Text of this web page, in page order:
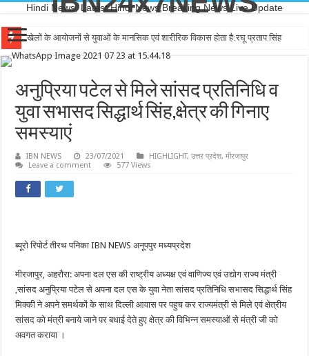
Hindi News, Latest Hindi News,Breaking News,Live Update
खेलों के आयोजनों से युवाओं के मानसिक एवं शारीरिक विकास होता है:रघू प्रताप सिंह
अनुप्रिया पटेल से मिले सांसद प्रतिनिधि व
युवा सभासद सिद्धार्थ सिंह,क्षेत्र की गिनाए
समस्याएं
IBN NEWS 23/07/2021 HIGHLIGHT,उत्तर प्रदेश,मीरजापुर
Leave a comment
577 Views
ब्यूरो रिपोर्ट तीरथ पनिका IBN NEWS अनूपपुर मध्यप्रदेश
मीरजापुर, अहरौरा: अपना दल एस की राष्ट्रीय अध्यक्ष एवं वाणिज्य एवं उद्योग राज्य मंत्री
,सांसद अनुप्रिया पटेल से अपना दल एस के युवा नेता सांसद प्रतिनिधि सभासद सिद्धार्थ सिंह
मिक्की ने अपने समर्थकों के साथ दिल्ली आवास पर पहुच कर राज्यमंत्री से मिले एवं क्षेत्रीय
सांसद को मंत्री बनाये जाने पर बधाई देते हुए क्षेत्र की विभिन्न समस्याओं से मंत्री जी को
अवगत कराया ।